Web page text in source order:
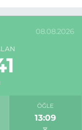
08.08.2026
ÖĞLE
13:09